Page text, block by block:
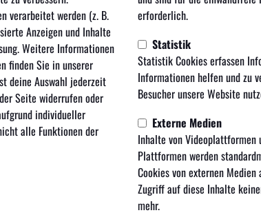
verarbeitet werden (z. B.
Anzeigen und Inhalte
Weitere Informationen
finden Sie in unserer
deine Auswahl jederzeit
Seite widerrufen oder
individueller
alle Funktionen der
erforderlich.
Statistik
Statistik Cookies erfassen
Informationen helfen und zu
Besucher unsere Website
Externe Medien
Inhalte von Videoplattformen
Plattformen werden
Cookies von externen
Zugriff auf diese Inhalte
mehr.
Video laden